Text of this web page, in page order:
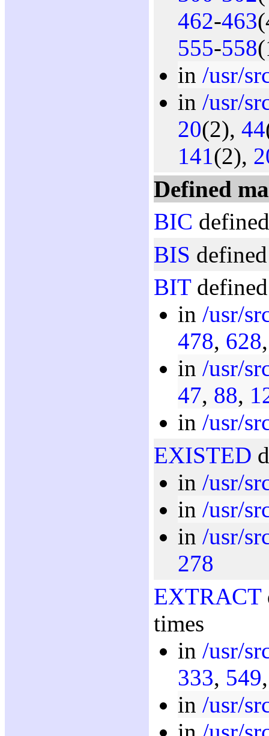
462-463
555-558
in /usr/
in /usr/
20(2), 44
141(2),
Defined
BIC
BIS
BIT
in /usr/
478, 628
in /usr/
47, 88,
in /usr/
EXISTED
in /usr/
in /usr/
in /usr/
278
EXTRACT
times
in /usr/
333, 549
in /usr/